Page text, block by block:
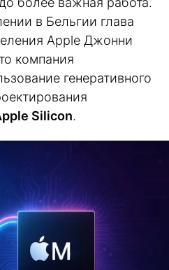
в Бельгии глава
Apple Джонни
компания
генеративного
Silicon.